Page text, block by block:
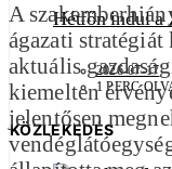
Hétfőn indul a
2026-07-17
1 PERC
KÖZLEKEDÉS
A
ágazati
aktuális
kiemelten
jelentősen